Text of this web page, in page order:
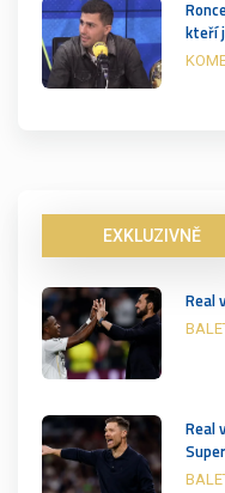
kteří
EXKLUZIVNĚ
Real
Real